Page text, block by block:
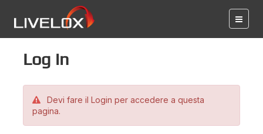
Log in
Devi fare il Login per accedere a questa
pagina.